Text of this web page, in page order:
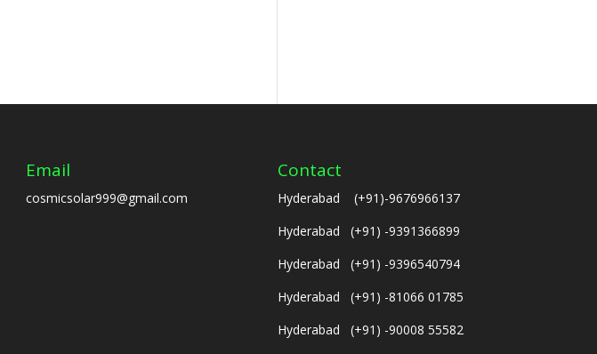
Email
cosmicsolar999@gmail.com
Contact
Hyderabad (+91)-9676966137
Hyderabad (+91) -9391366899
Hyderabad (+91) -9396540794
Hyderabad (+91) -81066 01785
Hyderabad (+91) -90008 55582